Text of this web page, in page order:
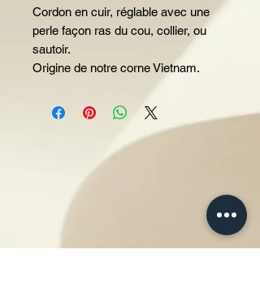
Cordon en cuir, réglable avec une
perle façon ras du cou, collier, ou
sautoir.
Origine de notre corne Vietnam.